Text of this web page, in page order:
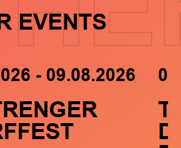
EVENTS
- 09.08.2026